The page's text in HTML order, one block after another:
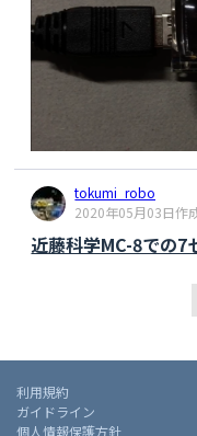
tokumi_robo
2020年05月03日作
近藤科学MC-8での7
利用規約
ガイドライン
個人情報保護方針